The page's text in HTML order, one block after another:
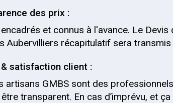
des prix :
et connus à l'avance. Le
Aubervilliers récapitulatif sera transmis
satisfaction client :
artisans GMBS sont des
transparent. En cas d’imprévu, et